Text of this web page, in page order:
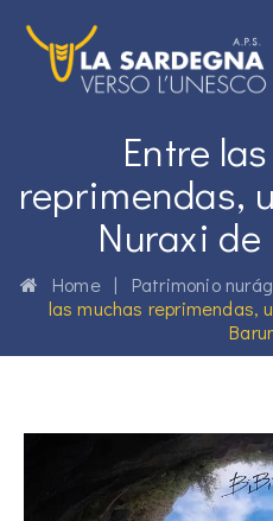
Entre
reprimendas,
Nuraxi
Home| Patrimonio
las muchas reprimendas,